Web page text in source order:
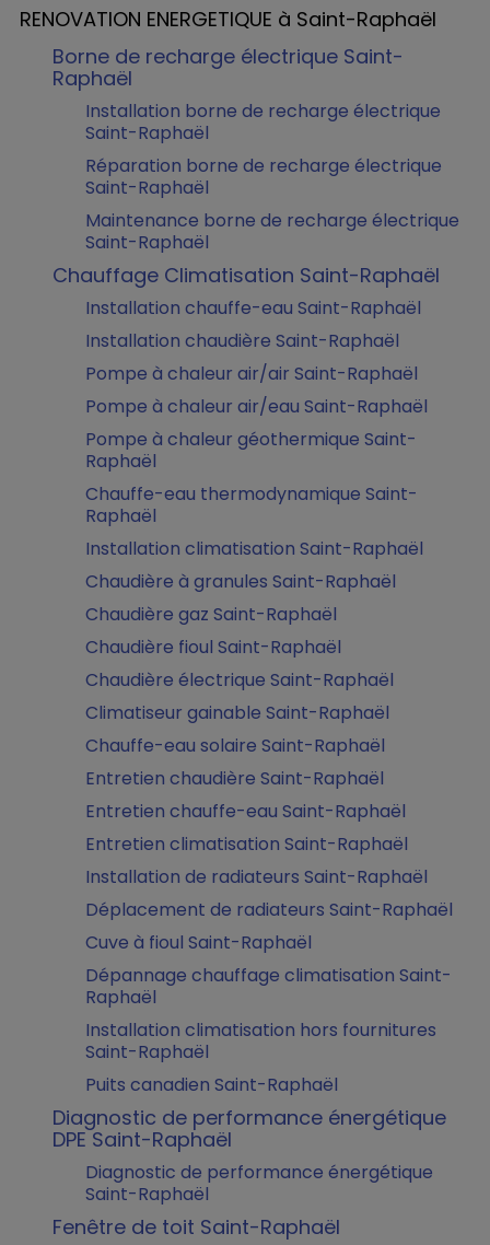
RENOVATION ENERGETIQUE à Saint-Raphaël
Borne de recharge électrique Saint-
Raphaël
Installation borne de recharge électrique
Saint-Raphaël
Réparation borne de recharge électrique
Saint-Raphaël
Maintenance borne de recharge électrique
Saint-Raphaël
Chauffage Climatisation Saint-Raphaël
Installation chauffe-eau Saint-Raphaël
Installation chaudière Saint-Raphaël
Pompe à chaleur air/air Saint-Raphaël
Pompe à chaleur air/eau Saint-Raphaël
Pompe à chaleur géothermique Saint-
Raphaël
Chauffe-eau thermodynamique Saint-
Raphaël
Installation climatisation Saint-Raphaël
Chaudière à granules Saint-Raphaël
Chaudière gaz Saint-Raphaël
Chaudière fioul Saint-Raphaël
Chaudière électrique Saint-Raphaël
Climatiseur gainable Saint-Raphaël
Chauffe-eau solaire Saint-Raphaël
Entretien chaudière Saint-Raphaël
Entretien chauffe-eau Saint-Raphaël
Entretien climatisation Saint-Raphaël
Installation de radiateurs Saint-Raphaël
Déplacement de radiateurs Saint-Raphaël
Cuve à fioul Saint-Raphaël
Dépannage chauffage climatisation Saint-
Raphaël
Installation climatisation hors fournitures
Saint-Raphaël
Puits canadien Saint-Raphaël
Diagnostic de performance énergétique
DPE Saint-Raphaël
Diagnostic de performance énergétique
Saint-Raphaël
Fenêtre de toit Saint-Raphaël